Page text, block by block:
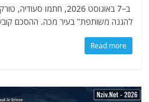
ב–7 באוגוסט 2026, חתמו
להגנה משותפת" בעיר מכה. ההסכם
Read more